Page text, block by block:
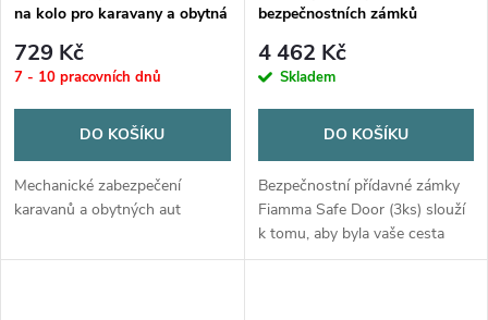
na kolo pro karavany a obytná
729 Kč
7 - 10 pracovních dnů
DO KOŠÍKU
Mechanické zabezpečení
karavanů a obytných aut
bezpečnostních zámků
4 462 Kč
Skladem
DO KOŠÍKU
Bezpečnostní přídavné zámky
Fiamma Safe Door (3ks) slouží
k tomu, aby byla vaše cesta
ještě bezpečnější. Vyrobeno z